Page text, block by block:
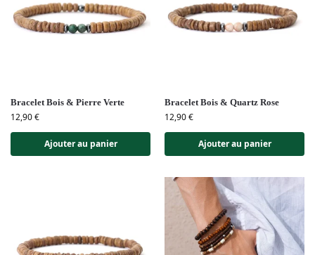
Bracelet Bois & Pierre Verte
12,90€
Ajouter au panier
Bracelet Bois & Quartz Rose
12,90€
Ajouter au panier